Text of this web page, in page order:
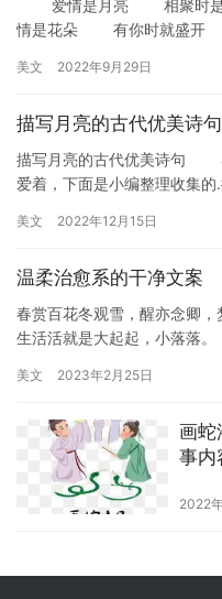
爱情是月亮 相聚
情是花朵 有你时就
美文 2022年9月29日
描写月亮的古代优美诗句
描写月亮的古代优美诗句
爱着，下面是小编整理收集
美文 2022年12月15日
温柔治愈系的干净文案
春赏百花冬观雪，醒亦念卿
生活活就是大起起，小落落
美文 2023年2月25日
画蛇
事内
2022